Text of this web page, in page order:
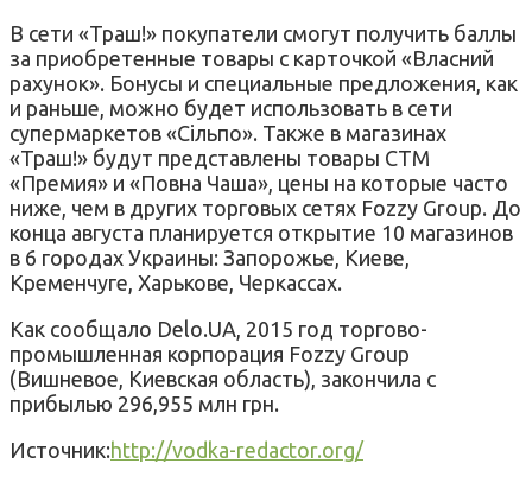
В сети «Траш!» покупатели смогут получить баллы
за приобретенные товары с карточкой «Власний
рахунок». Бонусы и специальные предложения, как
и раньше, можно будет использовать в сети
супермаркетов «Сільпо». Также в магазинах
«Траш!» будут представлены товары СТМ
«Премия» и «Повна Чаша», цены на которые часто
ниже, чем в других торговых сетях Fozzy Group. До
конца августа планируется открытие 10 магазинов
в 6 городах Украины: Запорожье, Киеве,
Кременчуге, Харькове, Черкассах.
Как сообщало Delo.UA, 2015 год торгово-
промышленная корпорация Fozzy Group
(Вишневое, Киевская область), закончила с
прибылью 296,955 млн грн.
Источник:http://vodka-redactor.org/